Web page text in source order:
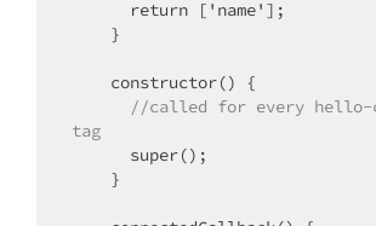
//called for every hello-
tag